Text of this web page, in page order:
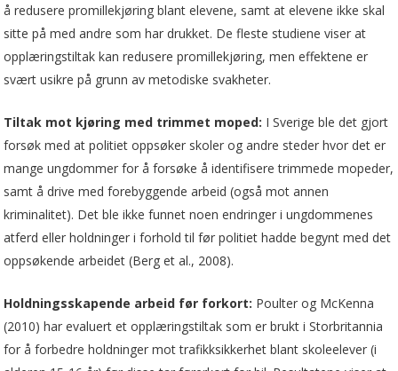
å redusere promillekjøring blant elevene, samt at elevene ikke skal
sitte på med andre som har drukket. De fleste studiene viser at
opplæringstiltak kan redusere promillekjøring, men effektene er
svært usikre på grunn av metodiske svakheter.
Tiltak mot kjøring med trimmet moped: I Sverige ble det gjort
forsøk med at politiet oppsøker skoler og andre steder hvor det er
mange ungdommer for å forsøke å identifisere trimmede mopeder,
samt å drive med forebyggende arbeid (også mot annen
kriminalitet). Det ble ikke funnet noen endringer i ungdommenes
atferd eller holdninger i forhold til før politiet hadde begynt med det
oppsøkende arbeidet (Berg et al., 2008).
Holdningsskapende arbeid før forkort: Poulter og McKenna
(2010) har evaluert et opplæringstiltak som er brukt i Storbritannia
for å forbedre holdninger mot trafikksikkerhet blant skoleelever (i